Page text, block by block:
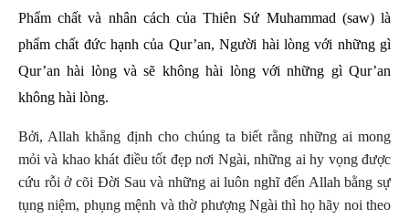
Phẩm chất và nhân cách của Thiên Sứ Muhammad (saw) là
phẩm chất đức hạnh của Qur’an, Người hài lòng với những gì
Qur’an hài lòng và sẽ không hài lòng với những gì Qur’an
không hài lòng.
Bởi, Allah khẳng định cho chúng ta biết rằng những ai mong
mỏi và khao khát điều tốt đẹp nơi Ngài, những ai hy vọng được
cứu rỗi ở cõi Đời Sau và những ai luôn nghĩ đến Allah bằng sự
tụng niệm, phụng mệnh và thờ phượng Ngài thì họ hãy noi theo